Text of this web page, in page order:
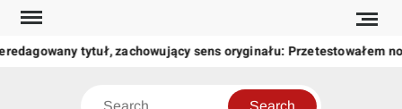
Skip
content
tytuł, zachowujący sens oryginału: Przetestowałem
Search